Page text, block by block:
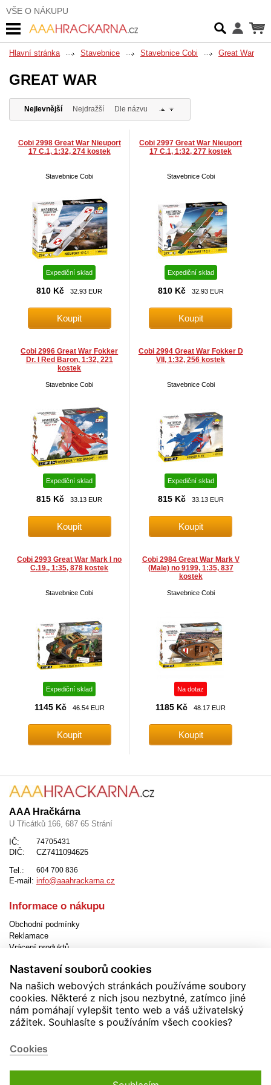
VŠE O NÁKUPU
Hlavní stránka Stavebnice Stavebnice Cobi Great War
GREAT WAR
Nejlevnější Nejdražší Dle názvu
Cobi 2998 Great War Nieuport
17 C.1, 1:32, 274 kostek
Stavebnice Cobi
Expediční sklad
810 Kč 32.93 EUR
Cobi 2997 Great War Nieuport
17 C.1, 1:32, 277 kostek
Stavebnice Cobi
Expediční sklad
810 Kč 32.93 EUR
Cobi 2996 Great War Fokker
Dr. I Red Baron, 1:32, 221
kostek
Stavebnice Cobi
Expediční sklad
815 Kč 33.13 EUR
Cobi 2994 Great War Fokker D
VII, 1:32, 256 kostek
Stavebnice Cobi
Expediční sklad
815 Kč 33.13 EUR
Cobi 2993 Great War Mark I no
C.19., 1:35, 878 kostek
Stavebnice Cobi
Expediční sklad
1145 Kč 46.54 EUR
Cobi 2984 Great War Mark V
(Male) no 9199, 1:35, 837
kostek
Stavebnice Cobi
Na dotaz
1185 Kč 48.17 EUR
AAA Hračkárna
U Třicátků 166, 687 65 Strání
IČ:
74705431
DIČ:
CZ7411094625
Tel.:
604 700 836
E-mail: info@aaahrackarna.cz
Informace o nákupu
Obchodní podmínky
Reklamace
Vrácení produktů
Způsob platby
Jak objednat
Nastavení cookies
Užitečné informace
Novinky
Akční produkty
Kontakty
Nastavení souborů cookies
Na našich webových stránkách používáme soubory
cookies. Některé z nich jsou nezbytné, zatímco jiné
nám pomáhají vylepšit tento web a váš uživatelský
zážitek. Souhlasíte s používáním všech cookies?
Cookies